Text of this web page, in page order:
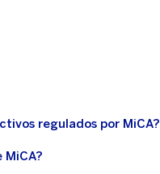
regulados por MiCA?